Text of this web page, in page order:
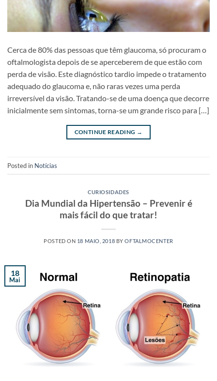
Cerca de 80% das pessoas que têm glaucoma, só procuram o
oftalmologista depois de se aperceberem de que estão com
perda de visão. Este diagnóstico tardio impede o tratamento
adequado do glaucoma e, não raras vezes uma perda
irreversível da visão. Tratando-se de uma doença que decorre
inicialmente sem sintomas, torna-se um grande risco para […]
CONTINUE READING →
Posted in Notícias
CURIOSIDADES
Dia Mundial da Hipertensão – Prevenir é
mais fácil do que tratar!
POSTED ON 18 MAIO, 2018 BYOFTALMOCENTER
18
Mai